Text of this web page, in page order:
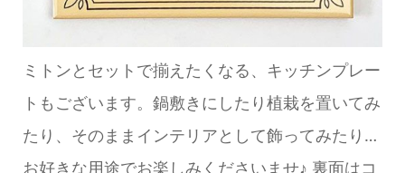
ミトンとセットで揃えたくなる、キッチンプレー
トもございます。鍋敷きにしたり植栽を置いてみ
たり、そのままインテリアとして飾ってみたり…
お好きな用途でお楽しみくださいませ♪ 裏面はコ